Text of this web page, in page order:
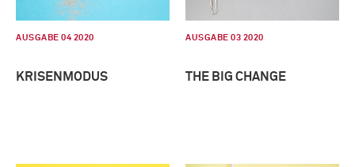
AUSGABE 04 2020
KRISENMODUS
AUSGABE 03 2020
THE BIG CHANGE